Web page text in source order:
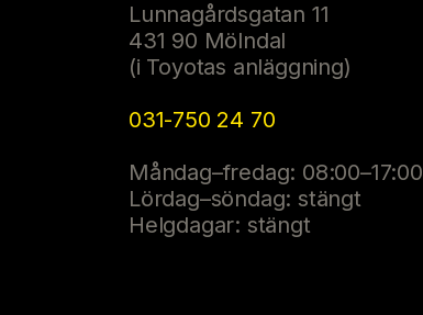
Lunnagårdsgatan 11
431 90 Mölndal
(i Toyotas anläggning)
031-750 24 70
Måndag–fredag: 08:00–17:00
Lördag–söndag: stängt
Helgdagar: stängt